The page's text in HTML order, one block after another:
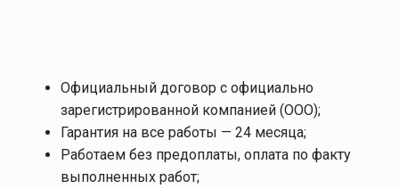
Официальный договор с официально
зарегистрированной компанией (ООО);
Гарантия на все работы — 24 месяца;
Работаем без предоплаты, оплата по факту
выполненных работ;